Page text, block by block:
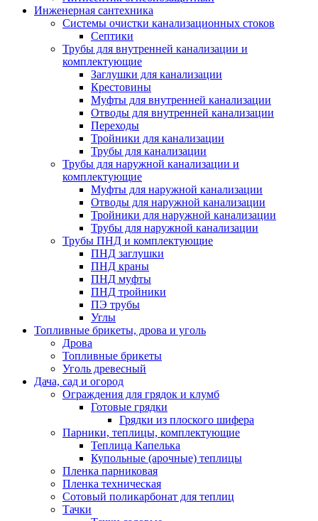
Инженерная сантехника
Системы очистки канализационных стоков
Септики
Трубы для внутренней канализации и
комплектующие
Заглушки для канализации
Крестовины
Муфты для внутренней канализации
Отводы для внутренней канализации
Переходы
Тройники для канализации
Трубы для канализации
Трубы для наружной канализации и
комплектующие
Муфты для наружной канализации
Отводы для наружной канализации
Тройники для наружной канализации
Трубы для наружной канализации
Трубы ПНД и комплектующие
ПНД заглушки
ПНД краны
ПНД муфты
ПНД тройники
ПЭ трубы
Углы
Топливные брикеты, дрова и уголь
Дрова
Топливные брикеты
Уголь древесный
Дача, сад и огород
Ограждения для грядок и клумб
Готовые грядки
Грядки из плоского шифера
Парники, теплицы, комплектующие
Теплица Капелька
Купольные (арочные) теплицы
Пленка парниковая
Пленка техническая
Сотовый поликарбонат для теплиц
Тачки